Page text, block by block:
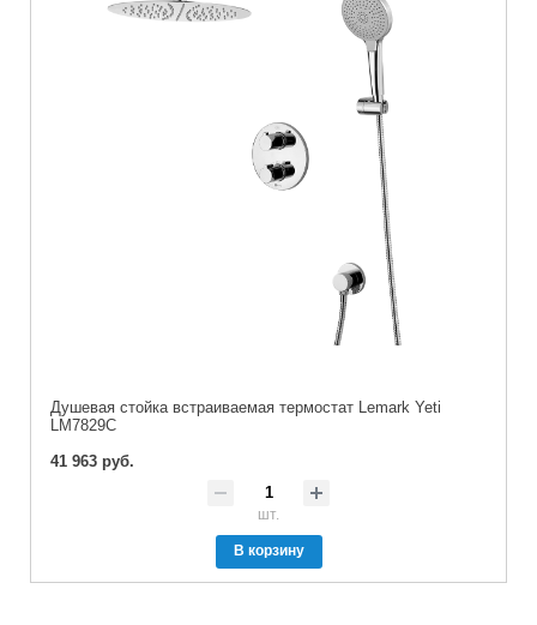
Душевая стойка встраиваемая термостат Lemark Yeti
LM7829C
41 963 руб.
шт.
В корзину